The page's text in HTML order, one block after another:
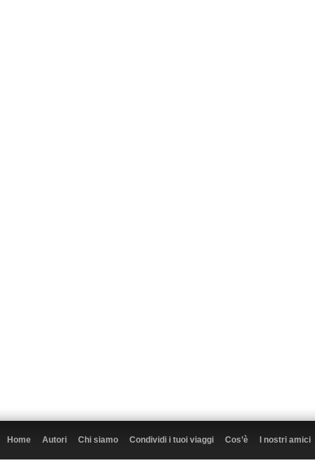
Home Autori Chi siamo Condividi i tuoi viaggi Cos’è I nostri amici